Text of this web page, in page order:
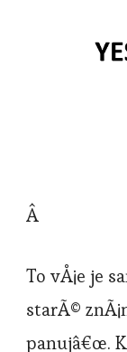
Â
To vÅ¡e je
starÃ©
panujâ€œ.